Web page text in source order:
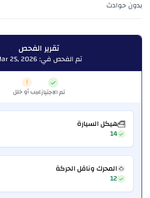
بدون حوادث
تقرير الفحص
تم الفحص في: Mar 25, 2026
تم الاجتيازعيب أو خلل
هيكل السيارة
14
المحرك وناقل الحركة
12